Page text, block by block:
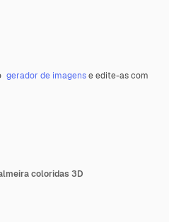
gerador de imagense edite-as com
coloridas 3D